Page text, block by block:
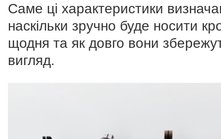
Саме ці характеристики
наскільки зручно буде носити
щодня та як довго вони
вигляд.